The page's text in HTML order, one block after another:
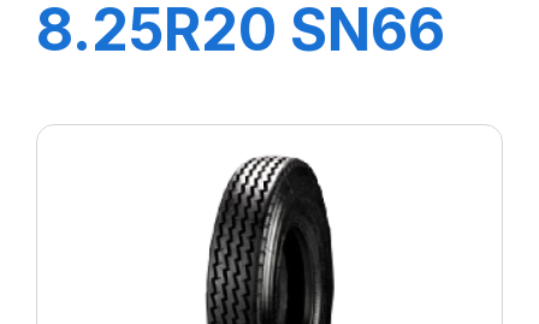
SN66
TG88
8.25R20 SN66